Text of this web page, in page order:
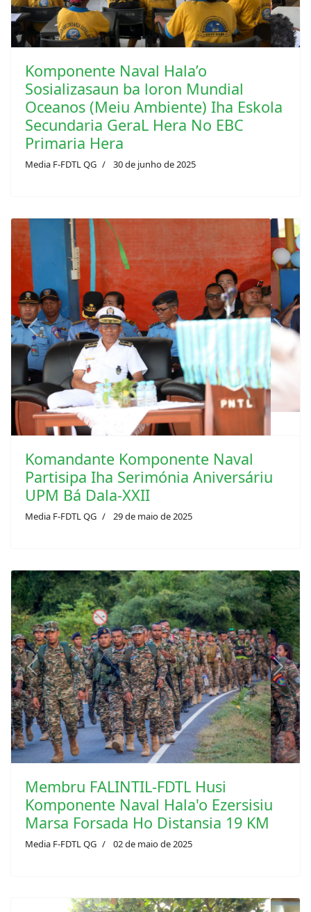
Komponente Naval Hala’o
Sosializasaun ba loron Mundial
Oceanos (Meiu Ambiente) Iha Eskola
Secundaria GeraL Hera No EBC
Primaria Hera
Media F-FDTL QG 30 de junho de 2025
Previous Next
Komandante Komponente Naval
Partisipa Iha Serimónia ‎Aniversáriu
UPM Bá Dala-XXII
Media F-FDTL QG 29 de maio de 2025
Previous Next
Membru FALINTIL-FDTL Husi
Komponente Naval Hala'o Ezersisiu
Marsa Forsada Ho Distansia 19 KM
Media F-FDTL QG 02 de maio de 2025